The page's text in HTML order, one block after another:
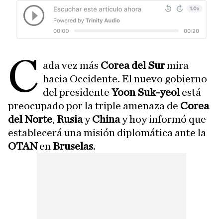
C ada vez más Corea del Surmira
hacia Occidente. El nuevo gobierno
del presidenteYoon Suk-yeolestá
preocupado por la triple amenaza de Corea
del Norte, RusiayChinay hoy informó que
establecerá una misión diplomática ante la
OTANen Bruselas.